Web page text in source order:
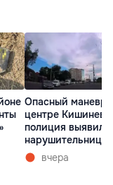
Опасный маневр
центре Кишинева:
полиция выявила
нарушительницу
вчера